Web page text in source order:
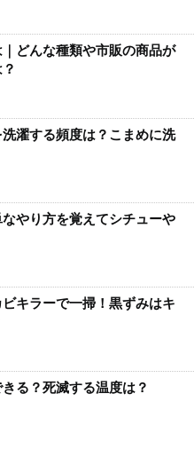
どんな種類や市販の商品が
濯する頻度は？こまめに洗
やり方を覚えてシチューや
キラーで一掃！黒ずみはキ
る？死滅する温度は？